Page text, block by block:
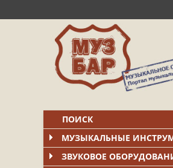
ПОИСК
МУЗЫКАЛЬНЫЕ
ЗВУКОВОЕ